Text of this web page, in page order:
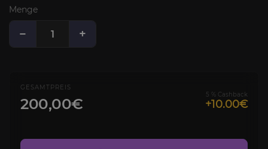
Menge
− +
GESAMTPREIS
200,00€
5 % Cashback
+10.00€